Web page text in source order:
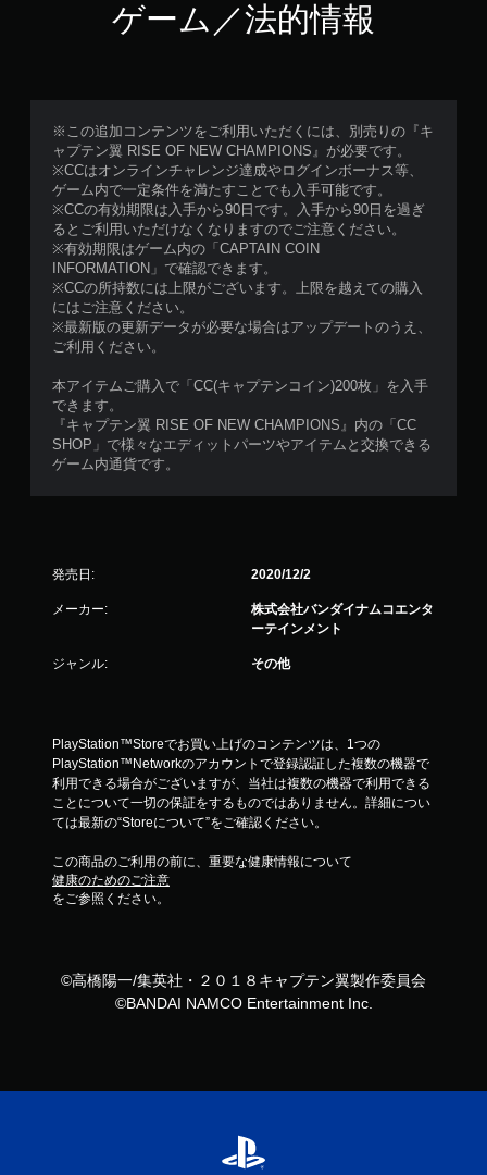
ゲーム／法的情報
※この追加コンテンツをご利用いただくには、別売りの『キ
ャプテン翼 RISE OF NEW CHAMPIONS』が必要です。
※CCはオンラインチャレンジ達成やログインボーナス等、
ゲーム内で一定条件を満たすことでも入手可能です。
※CCの有効期限は入手から90日です。入手から90日を過ぎ
るとご利用いただけなくなりますのでご注意ください。
※有効期限はゲーム内の「CAPTAIN COIN
INFORMATION」で確認できます。
※CCの所持数には上限がございます。上限を越えての購入
にはご注意ください。
※最新版の更新データが必要な場合はアップデートのうえ、
ご利用ください。
本アイテムご購入で「CC(キャプテンコイン)200枚」を入手
できます。
『キャプテン翼 RISE OF NEW CHAMPIONS』内の「CC
SHOP」で様々なエディットパーツやアイテムと交換できる
ゲーム内通貨です。
発売日: 2020/12/2
メーカー:
株式会社バンダイナムコエンタ
ーテインメント
ジャンル: その他
PlayStation™Storeでお買い上げのコンテンツは、1つの
PlayStation™Networkのアカウントで登録認証した複数の機器で
利用できる場合がございますが、当社は複数の機器で利用できる
ことについて一切の保証をするものではありません。詳細につい
ては最新の“Storeについて”をご確認ください。
この商品のご利用の前に、重要な健康情報について
健康のためのご注意
をご参照ください。
©高橋陽一/集英社・２０１８キャプテン翼製作委員会
©BANDAI NAMCO Entertainment Inc.